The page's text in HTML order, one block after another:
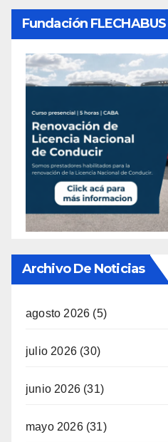
Fundación FLECHABUS
Archivo De Noticias
agosto 2026 (5)
julio 2026 (30)
junio 2026 (31)
mayo 2026(31)